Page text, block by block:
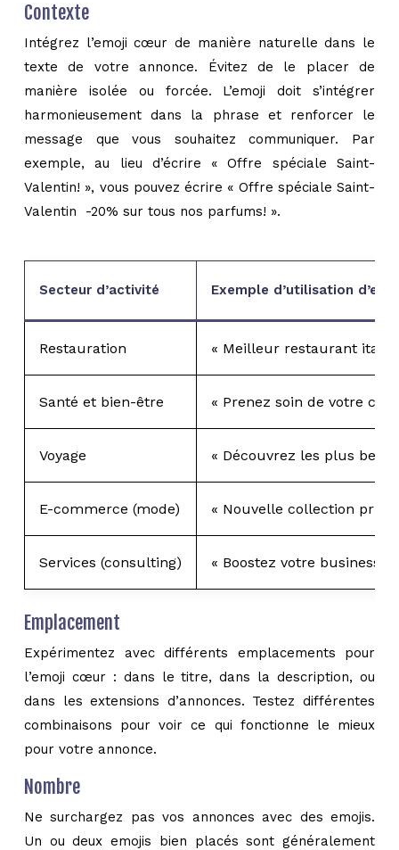
Contexte
Intégrez l’emoji cœur de manière naturelle dans le
texte de votre annonce. Évitez de le placer de
manière isolée ou forcée. L’emoji doit s’intégrer
harmonieusement dans la phrase et renforcer le
message que vous souhaitez communiquer. Par
exemple, au lieu d’écrire « Offre spéciale Saint-
Valentin! », vous pouvez écrire « Offre spéciale Saint-
Valentin ️ -20% sur tous nos parfums! ».
Secteur d’activité Exemple d’utilisation
Restauration « Meilleur restaurant
Santé et bien-être « Prenez soin de votre
Voyage « Découvrez les plus
E-commerce (mode) « Nouvelle collection
Services (consulting) « Boostez votre business
Emplacement
Expérimentez avec différents emplacements pour
l’emoji cœur : dans le titre, dans la description, ou
dans les extensions d’annonces. Testez différentes
combinaisons pour voir ce qui fonctionne le mieux
pour votre annonce.
Nombre
Ne surchargez pas vos annonces avec des emojis.
Un ou deux emojis bien placés sont généralement